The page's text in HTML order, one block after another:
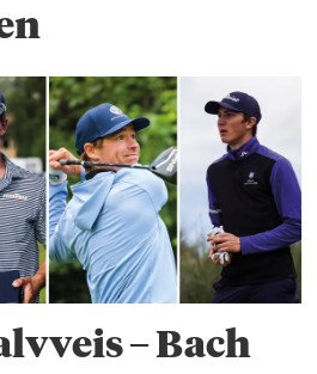
– Bach